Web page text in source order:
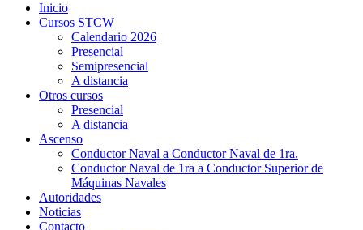
Inicio
Cursos STCW
Calendario 2026
Presencial
Semipresencial
A distancia
Otros cursos
Presencial
A distancia
Ascenso
Conductor Naval a Conductor Naval de 1ra.
Conductor Naval de 1ra a Conductor Superior de
Máquinas Navales
Autoridades
Noticias
Contacto